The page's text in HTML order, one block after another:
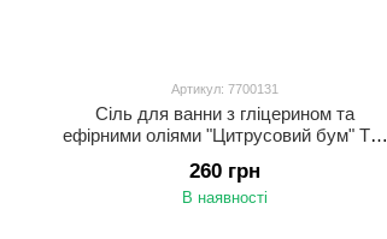
Артикул: 7700131
Сіль для ванни з гліцерином та
ефірними оліями "Цитрусовий бум" ТМ
260 грн
В наявності